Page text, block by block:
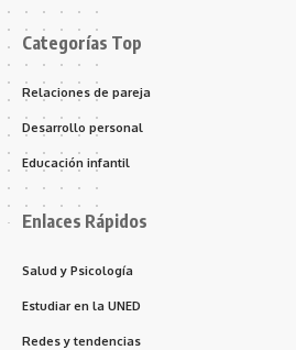
Categorías Top
Relaciones de pareja
Desarrollo personal
Educación infantil
Enlaces Rápidos
Salud y Psicología
Estudiar en la UNED
Redes y tendencias